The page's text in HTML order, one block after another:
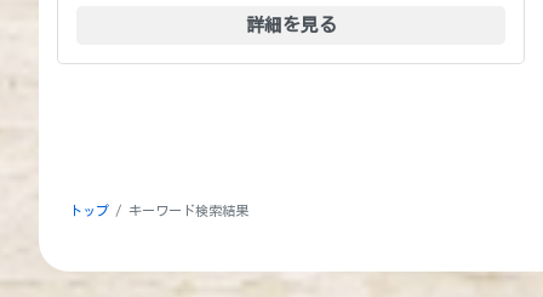
詳細を見る
トップ キーワード検索結果